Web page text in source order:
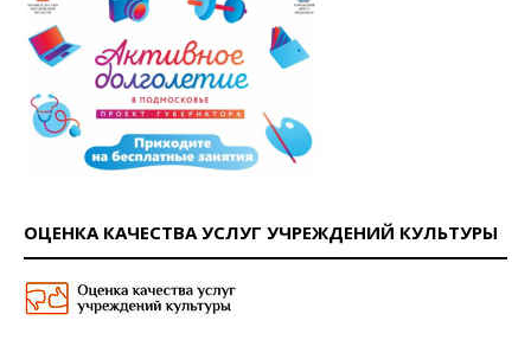
ОЦЕНКА КАЧЕСТВА УСЛУГ УЧРЕЖДЕНИЙ КУЛЬТУРЫ